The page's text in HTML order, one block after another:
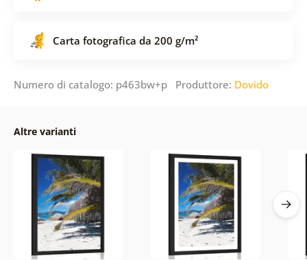
Carta fotografica da 200 g/m²
Numero di catalogo: p463bw+p Produttore: Dovido
Altre varianti